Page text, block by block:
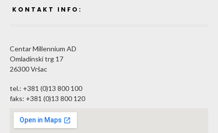
KONTAKT INFO:
Centar Millennium AD
Omladinski trg 17
26300 Vršac
tel.: +381 (0)13 800 100
faks: +381 (0)13 800 120